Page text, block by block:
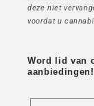
deze niet
voordat u
Word lid van
aanbiedingen!